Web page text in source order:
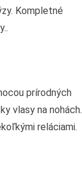
Kompletné
prírodných
vlasy na nohách.
reláciami.